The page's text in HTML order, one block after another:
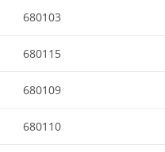
680103
680115
680109
680110